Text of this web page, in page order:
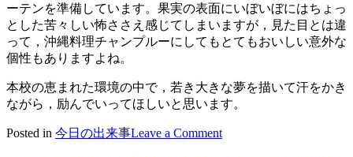
ーテンを準備しています。果実の表面にいぼいぼにはちょっ
とした苦々しい怖ささえ感じてしまいますが，見た目とは違
って，沖縄料理チャンプルーにしてもとてもおいしい意外な
個性もありますよね。
本校の恵まれた環境の中で， 若き大きな夢を描いて汗をかき
ながら，励んでいってほしいと思います。
Posted in 今日の出来事Leave a Commenton